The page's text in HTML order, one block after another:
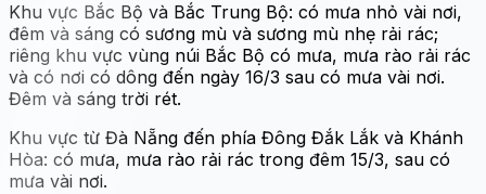
Khu vực Bắc Bộ và Bắc Trung Bộ: có mưa nhỏ vài nơi,
đêm và sáng có sương mù và sương mù nhẹ rải rác;
riêng khu vực vùng núi Bắc Bộ có mưa, mưa rào rải rác
và có nơi có dông đến ngày 16/3 sau có mưa vài nơi.
Đêm và sáng trời rét.
Khu vực từ Đà Nẵng đến phía Đông Đắk Lắk và Khánh
Hòa: có mưa, mưa rào rải rác trong đêm 15/3, sau có
mưa vài nơi.